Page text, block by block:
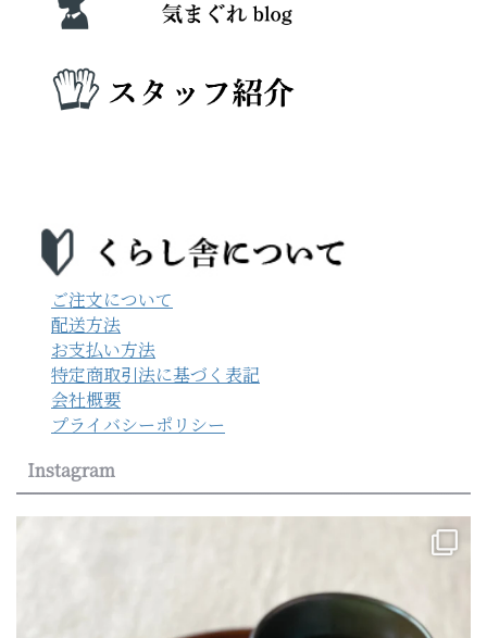
ご注文について
配送方法
お支払い方法
特定商取引法に基づく表記
会社概要
プライバシーポリシー
Instagram